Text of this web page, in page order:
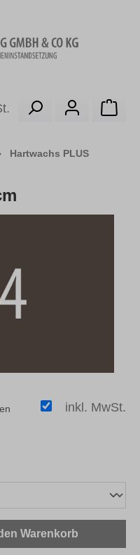
Hartwachs PLUS
inkl. MwSt.
gewünschten
Warenkorb